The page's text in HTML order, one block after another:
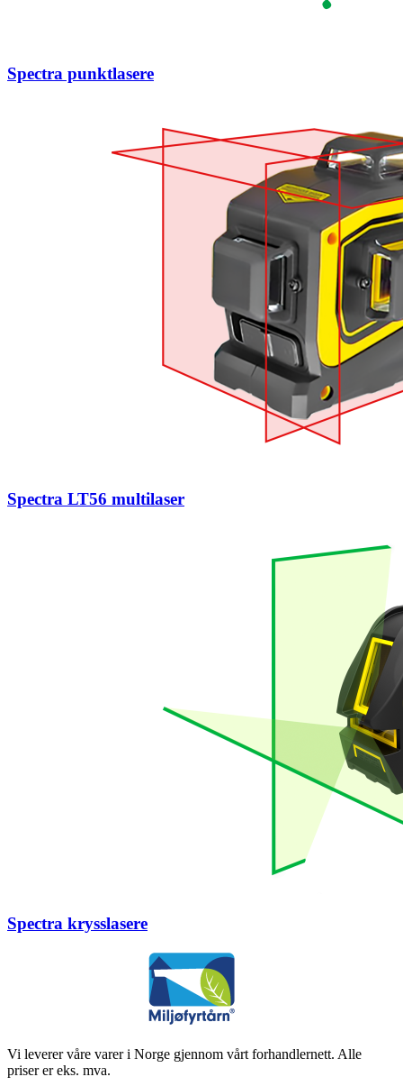
Spectra punktlasere
Spectra LT56 multilaser
Spectra krysslasere
Vi leverer våre varer i Norge gjennom vårt forhandlernett. Alle
priser er eks. mva.